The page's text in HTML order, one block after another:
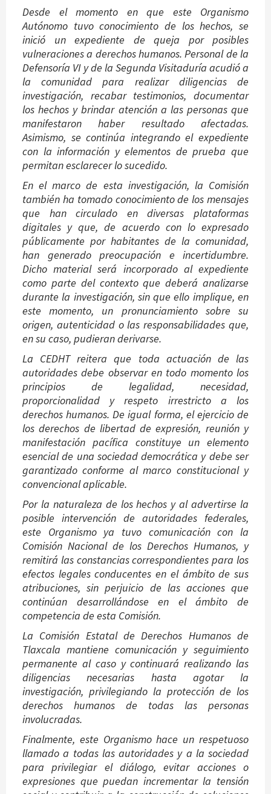
Desde el momento en que este Organismo
Autónomo tuvo conocimiento de los hechos, se
inició un expediente de queja por posibles
vulneraciones a derechos humanos. Personal de la
Defensoría VI y de la Segunda Visitaduría acudió a
la comunidad para realizar diligencias de
investigación, recabar testimonios, documentar
los hechos y brindar atención a las personas que
manifestaron haber resultado afectadas.
Asimismo, se continúa integrando el expediente
con la información y elementos de prueba que
permitan esclarecer lo sucedido.
En el marco de esta investigación, la Comisión
también ha tomado conocimiento de los mensajes
que han circulado en diversas plataformas
digitales y que, de acuerdo con lo expresado
públicamente por habitantes de la comunidad,
han generado preocupación e incertidumbre.
Dicho material será incorporado al expediente
como parte del contexto que deberá analizarse
durante la investigación, sin que ello implique, en
este momento, un pronunciamiento sobre su
origen, autenticidad o las responsabilidades que,
en su caso, pudieran derivarse.
La CEDHT reitera que toda actuación de las
autoridades debe observar en todo momento los
principios de legalidad, necesidad,
proporcionalidad y respeto irrestricto a los
derechos humanos. De igual forma, el ejercicio de
los derechos de libertad de expresión, reunión y
manifestación pacífica constituye un elemento
esencial de una sociedad democrática y debe ser
garantizado conforme al marco constitucional y
convencional aplicable.
Por la naturaleza de los hechos y al advertirse la
posible intervención de autoridades federales,
este Organismo ya tuvo comunicación con la
Comisión Nacional de los Derechos Humanos, y
remitirá las constancias correspondientes para los
efectos legales conducentes en el ámbito de sus
atribuciones, sin perjuicio de las acciones que
continúan desarrollándose en el ámbito de
competencia de esta Comisión.
La Comisión Estatal de Derechos Humanos de
Tlaxcala mantiene comunicación y seguimiento
permanente al caso y continuará realizando las
diligencias necesarias hasta agotar la
investigación, privilegiando la protección de los
derechos humanos de todas las personas
involucradas.
Finalmente, este Organismo hace un respetuoso
llamado a todas las autoridades y a la sociedad
para privilegiar el diálogo, evitar acciones o
expresiones que puedan incrementar la tensión